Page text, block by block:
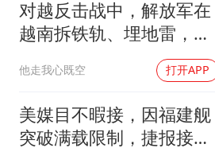
对越反击战中，解放军在
越南拆铁轨、埋地雷，是
他走我心既空 打开APP
美媒目不暇接，因福建舰
突破满载限制，捷报接连